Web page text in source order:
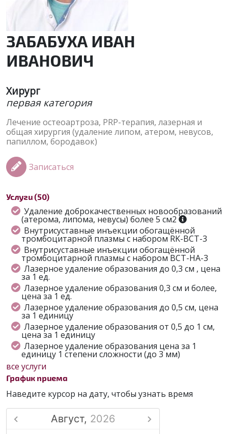
ЗАБАБУХА ИВАН
ИВАНОВИЧ
Хирург
первая категория
Лечение остеоартроза, PRP-терапия, лазерная и
общая хирургия (удаление липом, атером, невусов,
папиллом, бородавок)
Записаться
Услуги (50)
Удаление доброкачественных новообразований
(атерома, липома, невусы) более 5 см2
Внутрисуставные инъекции обогащённой
тромбоцитарной плазмы с набором RK-BCT-3
Внутрисуставные инъекции обогащённой
тромбоцитарной плазмы c набором BCT-HA-3
Лазерное удаление образования до 0,3 см , цена
за 1 ед.
Лазерное удаление образования 0,3 см и более,
цена за 1 ед.
Лазерное удаление образования до 0,5 см, цена
за 1 единицу
Лазерное удаление образования от 0,5 до 1 см,
цена за 1 единицу
Лазерное удаление образования цена за 1
единицу 1 степени сложности (до 3 мм)
все услуги
График приема
Наведите курсор на дату, чтобы узнать время
Август, 2026